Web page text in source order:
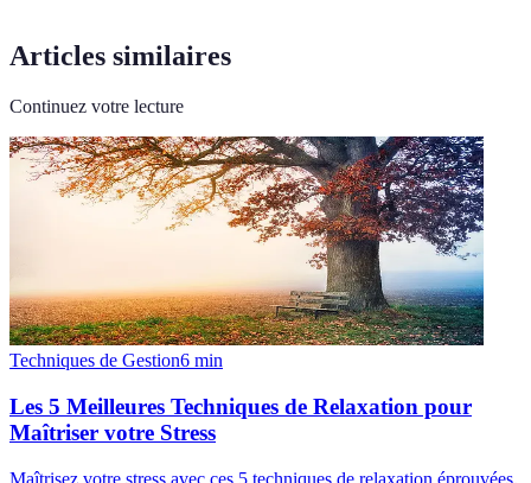
Articles similaires
Continuez votre lecture
Techniques de Gestion6 min
Les 5 Meilleures Techniques de Relaxation pour
Maîtriser votre Stress
Maîtrisez votre stress avec ces 5 techniques de relaxation éprouvées.